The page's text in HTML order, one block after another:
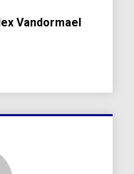
Vandormael